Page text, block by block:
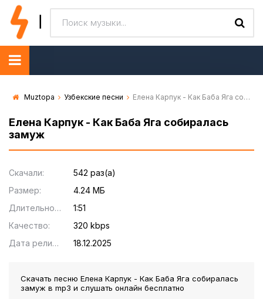
Muztopa Узбекские песни Елена Карпук - Как Баба Яга собиралась замуж
Елена Карпук - Как Баба Яга собиралась
замуж
Скачали:
542 раз(а)
Размер:
4.24 МБ
Длительность:
1:51
Качество:
320 kbps
Дата релиза:
18.12.2025
Скачать песню Елена Карпук - Как Баба Яга собиралась
замуж в mp3 и слушать онлайн бесплатно